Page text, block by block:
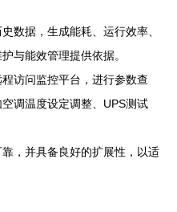
数据，生成能耗、运行效率、
与能效管理提供依据。
访问监控平台，进行参数查
调温度设定调整、UPS测试
，并具备良好的扩展性，以适